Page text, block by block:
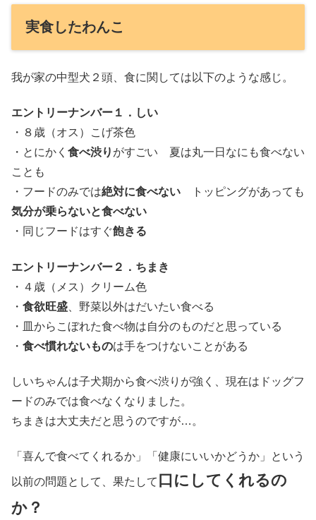
実食したわんこ
我が家の中型犬２頭、食に関しては以下のような感じ。
エントリーナンバー１．しい
・８歳（オス）こげ茶色
・とにかく 食べ渋り がすごい 夏は丸一日なにも食べない
ことも
・フードのみでは絶対に食べない トッピングがあっても
気分が乗らないと食べない
・同じフードはすぐ飽きる
エントリーナンバー２．ちまき
・４歳（メス）クリーム色
・ 食欲旺盛 、野菜以外はだいたい食べる
・皿からこぼれた食べ物は自分のものだと思っている
・ 食べ慣れないものは手をつけないことがある
しいちゃんは子犬期から食べ渋りが強く、現在はドッグフ
ードのみでは食べなくなりました。
ちまきは大丈夫だと思うのですが…。
「喜んで食べてくれるか」「健康にいいかどうか」という
以前の問題として、果たして 口にしてくれるの
か？